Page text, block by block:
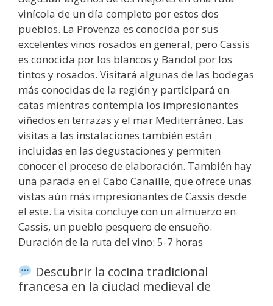
vinícola de un día completo por estos dos
pueblos. La Provenza es conocida por sus
excelentes vinos rosados en general, pero Cassis
es conocida por los blancos y Bandol por los
tintos y rosados. Visitará algunas de las bodegas
más conocidas de la región y participará en
catas mientras contempla los impresionantes
viñedos en terrazas y el mar Mediterráneo. Las
visitas a las instalaciones también están
incluidas en las degustaciones y permiten
conocer el proceso de elaboración. También hay
una parada en el Cabo Canaille, que ofrece unas
vistas aún más impresionantes de Cassis desde
el este. La visita concluye con un almuerzo en
Cassis, un pueblo pesquero de ensueño.
Duración de la ruta del vino: 5-7 horas
Descubrir la cocina tradicional
francesa en la ciudad medieval de